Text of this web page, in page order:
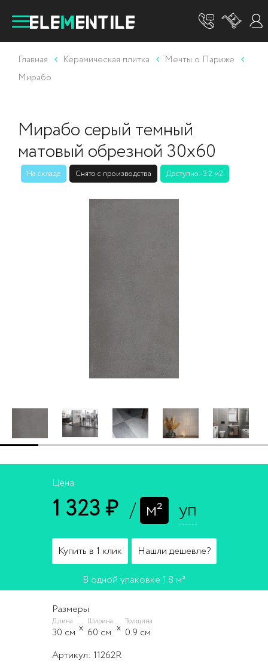
Главная Керамическая плитка
Мечты о Париже
Мирабо
Мирабо серый темный
матовый обрезной 30x60
На складе Снято с производства Доступно: 3.2 м2
Цена
1 323 ₽ / м² уп
Купить в 1 клик Нашли дешевле?
В одной упаковке 1.8 м²
Размеры
Длина
30 cм
Ширина
60 cм
Толщина
0.9 cм
Артикул: 11262R